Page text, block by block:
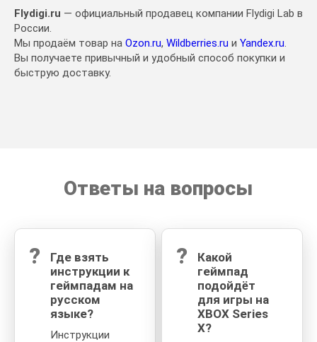
Flydigi.ru — официальный продавец компании Flydigi Lab в
России.
Мы продаём товар на Ozon.ru, Wildberries.ru и Yandex.ru.
Вы получаете привычный и удобный способ покупки и
быструю доставку.
Ответы на вопросы
?
Где взять
инструкции к
геймпадам на
русском
языке?
Инструкции
?
Какой
геймпад
подойдёт
для игры на
XBOX Series
X?